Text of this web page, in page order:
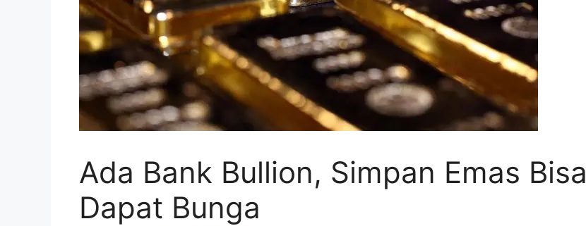
Ada Bank Bullion, Simpan Emas Bisa
Dapat Bunga